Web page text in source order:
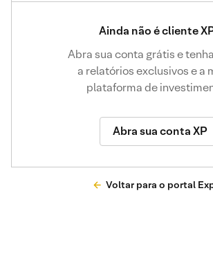
Ainda não é cliente
Abra sua conta grátis e
a relatórios exclusivos e a
plataforma de
Abra sua conta XP
Voltar para o portal